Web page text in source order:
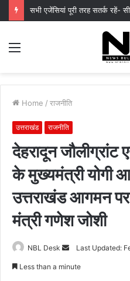
Menu
Home / राजनीति
उत्तराखंड राजनीति
देहरादून जौलीग्रांट
के मुख्यमंत्री योगी
उत्तराखंड आगमन
मंत्री गणेश जोशी
NBL Desk
SendLast Updated:
Less than a minute